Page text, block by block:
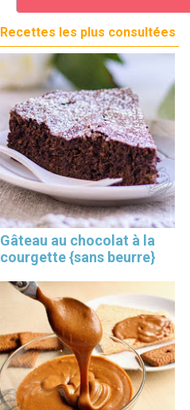
Recettes les plus consultées
Gâteau au chocolat à la
courgette {sans beurre}